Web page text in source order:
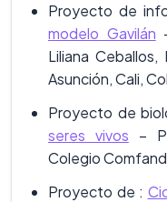
Proyecto de
modelo Gavilán
Liliana
Asunción, Cali,
Proyecto de
seres vivos –
Colegio
Proyecto de :